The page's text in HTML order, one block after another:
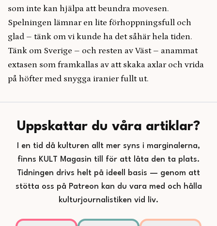
som inte kan hjälpa att beundra movesen.
Spelningen lämnar en lite förhoppningsfull och
glad – tänk om vi kunde ha det såhär hela tiden.
Tänk om Sverige – och resten av Väst – anammat
extasen som framkallas av att skaka axlar och vrida
på höfter med snygga iranier fullt ut.
Uppskattar du våra artiklar?
I en tid då kulturen allt mer syns i marginalerna,
finns KULT Magasin till för att låta den ta plats.
Tidningen drivs helt på ideell basis — genom att
stötta oss på Patreon kan du vara med och hålla
kulturjournalistiken vid liv.